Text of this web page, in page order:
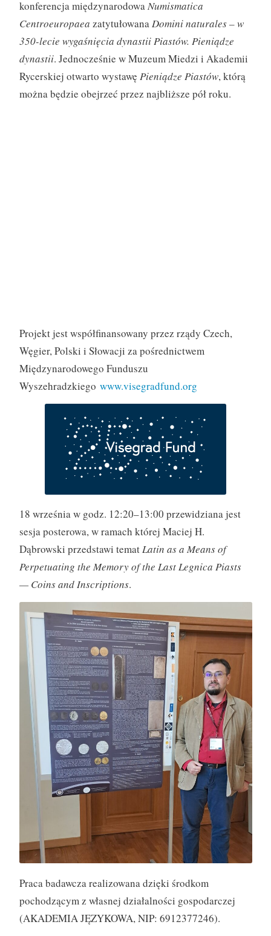
konferencja międzynarodowaNumismatica
Centroeuropaea zatytułowanaDomini naturales – w
350-lecie wygaśnięcia dynastii Piastów. Pieniądze
dynastii. Jednocześnie w Muzeum Miedzi i Akademii
Rycerskiej otwarto wystawę Pieniądze Piastów, którą
można będzie obejrzeć przez najbliższe pół roku.
Projekt jest współfinansowany przez rządy Czech,
Węgier, Polski i Słowacji za pośrednictwem
Międzynarodowego Funduszu
Wyszehradzkiego www.visegradfund.org
18 września w godz. 12:20–13:00 przewidziana jest
sesja posterowa, w ramach której Maciej H.
Dąbrowski przedstawi tematLatin as a Means of
Perpetuating the Memory of the Last Legnica Piasts
— Coins and Inscriptions.
Praca badawcza realizowana dzięki środkom
pochodzącym z własnej działalności gospodarczej
(AKADEMIA JĘZYKOWA, NIP: 6912377246).